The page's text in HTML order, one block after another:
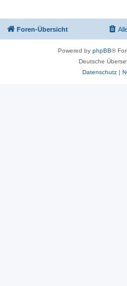
Foren-Übersicht
Powered by phpBB®
Deutsche
Datenschutz|